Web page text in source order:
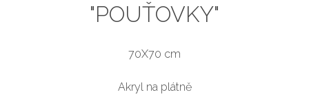
"POUŤOVKY"
70X70 cm
Akryl na plátně